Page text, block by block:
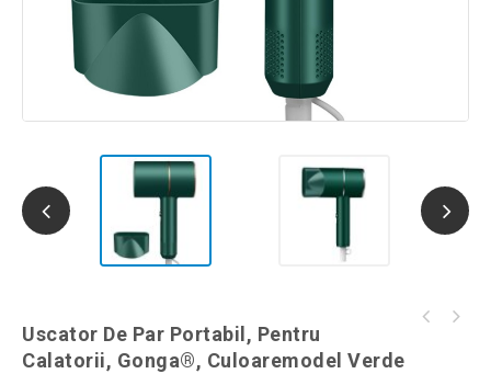
Uscator De Par Portabil, Pentru
Calatorii, Gonga®, Culoaremodel Verde